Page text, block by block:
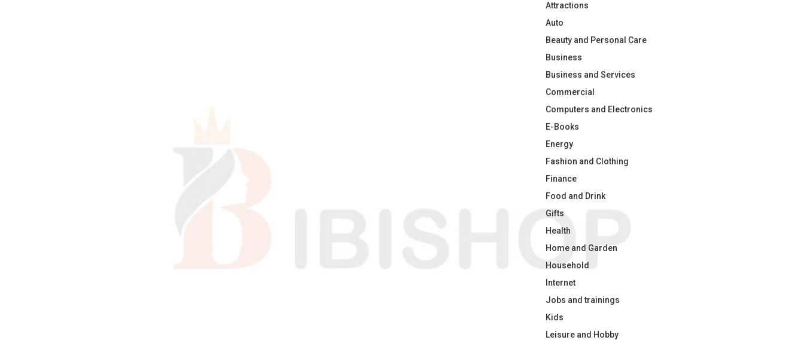
Attractions
Auto
Beauty and Personal Care
Business
Business and Services
Commercial
Computers and Electronics
E-Books
Energy
Fashion and Clothing
Finance
Food and Drink
Gifts
Health
Home and Garden
Household
Internet
Jobs and trainings
Kids
Leisure and Hobby